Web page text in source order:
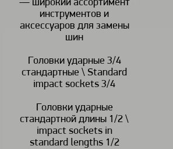
— широкий ассортимент
инструментов и
аксессуаров для замены
шин
Головки ударные 3/4
стандартные \ Standard
impact sockets 3/4
Головки ударные
стандартной длины 1/2 \
impact sockets in
standard lengths 1/2
В наличии
>